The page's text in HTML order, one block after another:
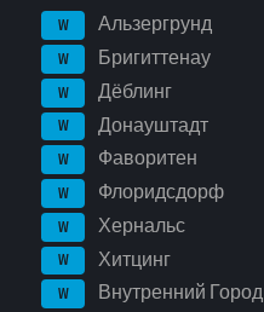
W Альзергрунд
W Бригиттенау
W Дёблинг
W Донауштадт
W Фаворитен
W Флоридсдорф
W Хернальс
W Хитцинг
W Внутренний Город